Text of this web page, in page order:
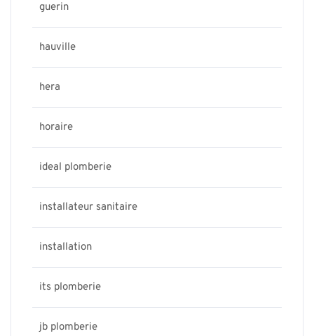
guerin
hauville
hera
horaire
ideal plomberie
installateur sanitaire
installation
its plomberie
jb plomberie